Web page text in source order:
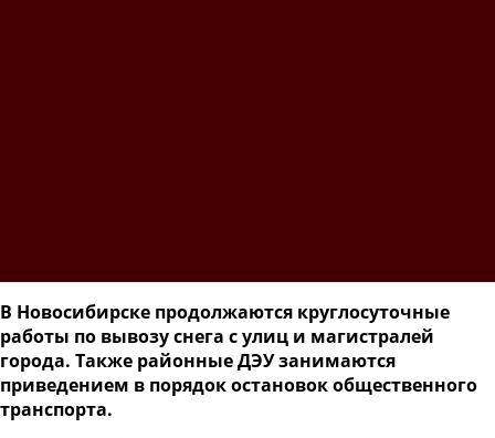
В Новосибирске продолжаются круглосуточные
работы по вывозу снега с улиц и магистралей
города. Также районные ДЭУ занимаются
приведением в порядок остановок общественного
транспорта.